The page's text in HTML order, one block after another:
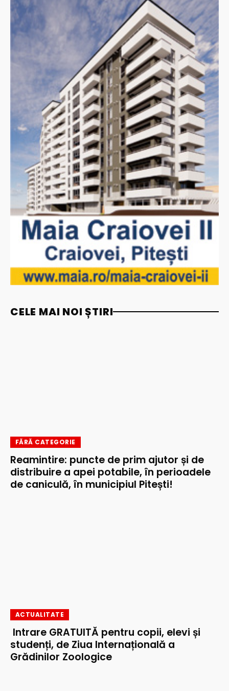
CELE MAI NOI ȘTIRI
FĂRĂ CATEGORIE
Reamintire: puncte de prim ajutor și de
distribuire a apei potabile, în perioadele
de caniculă, în municipiul Pitești!
ACTUALITATE
Intrare GRATUITĂ pentru copii, elevi și
studenți, de Ziua Internațională a
Grădinilor Zoologice